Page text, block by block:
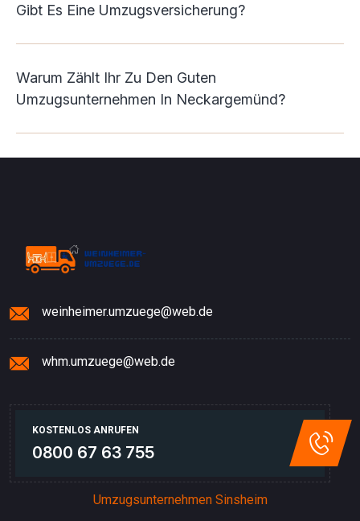
Gibt Es Eine Umzugsversicherung?
Warum Zählt Ihr Zu Den Guten
Umzugsunternehmen In Neckargemünd?
weinheimer.umzuege@web.de
whm.umzuege@web.de
KOSTENLOS ANRUFEN
0800 67 63 755
Umzugsunternehmen Sinsheim